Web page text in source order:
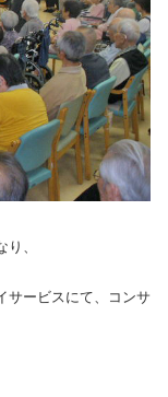
、
サービスにて、コンサ